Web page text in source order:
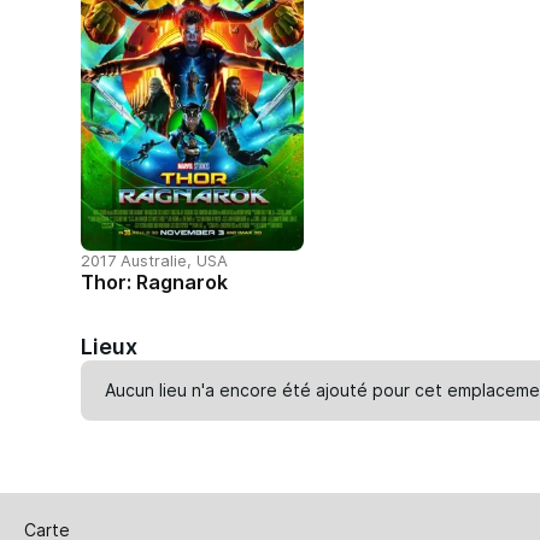
2017 Australie, USA
Thor: Ragnarok
Lieux
Aucun lieu n'a encore été ajouté pour cet
Carte